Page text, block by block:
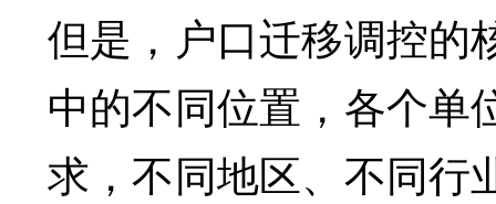
但是，户口迁移调控的
中的不同位置，各个单
求，不同地区、不同行